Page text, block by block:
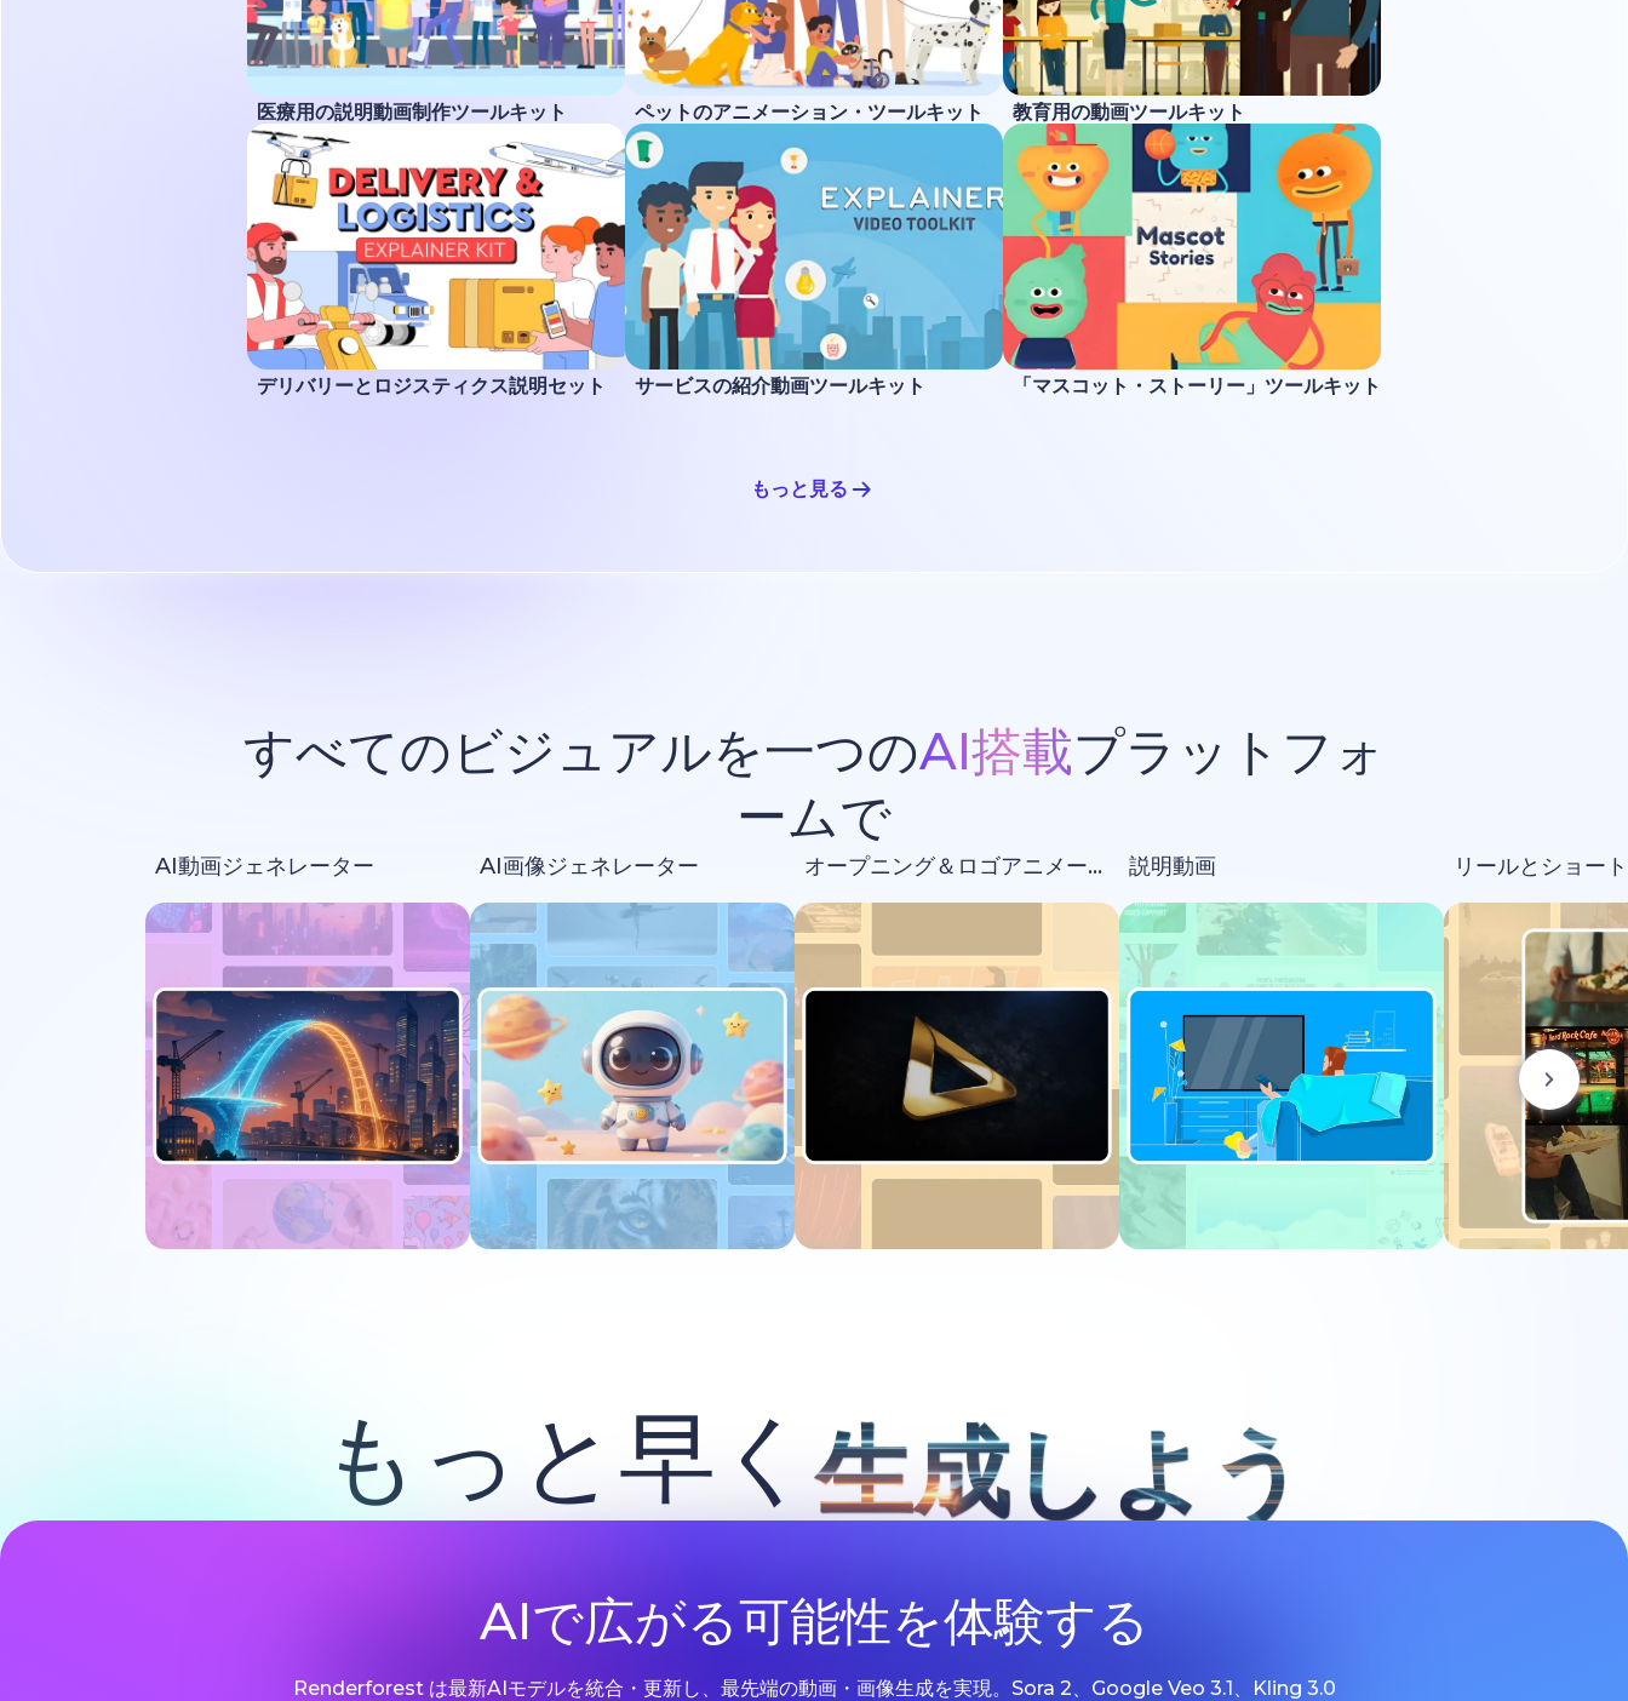
医療用の説明動画制作ツールキット ペットのアニメーション・ツールキット 教育用の動画ツールキット
デリバリーとロジスティクス説明セット サービスの紹介動画ツールキット 「マスコット・ストーリー」ツールキット
もっと見る
すべてのビジュアルを一つのAI搭載プラットフォ
ームで
AI動画ジェネレーター AI画像ジェネレーター オープニング＆ロゴアニメーション 説明動画 リールとショート
もっと早く生成しよう
AIで広がる可能性を体験する
Renderforest は最新AIモデルを統合・更新し、最先端の動画・画像生成を実現。Sora 2、Google Veo 3.1、Kling 3.0